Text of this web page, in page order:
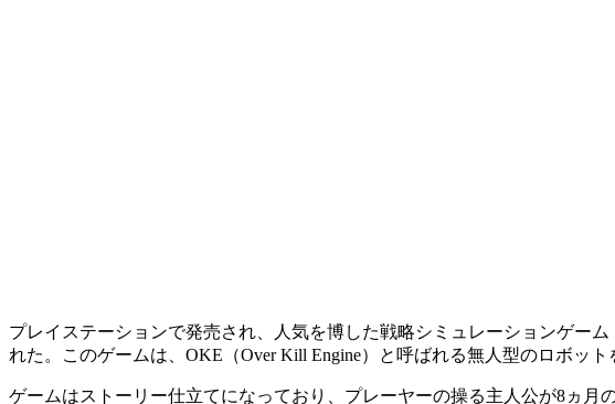
プレイステーションで発売され、人気を博した戦略シミュレーションゲー
れた。このゲームは、OKE（Over Kill Engine）と呼ばれる無人型のロボッ
ゲームはストーリー仕立てになっており、プレーヤーの操る主人公が8ヵ